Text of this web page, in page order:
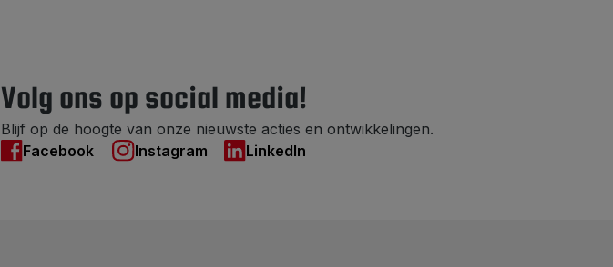
Volg ons op social media!
Blijf op de hoogte van onze nieuwste acties en ontwikkelingen.
Facebook
Instagram LinkedIn